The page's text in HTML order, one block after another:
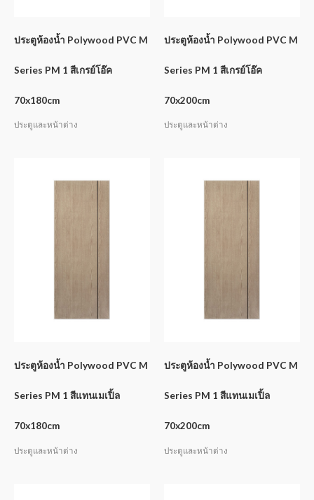
ประตูห้องน้ำ Polywood PVC M
Series PM 1 สีเกรย์โอ๊ค
70x180cm
ประตูและหน้าต่าง
ประตูห้องน้ำ Polywood PVC M
Series PM 1 สีเกรย์โอ๊ค
70x200cm
ประตูและหน้าต่าง
ประตูห้องน้ำ Polywood PVC M
Series PM 1 สีแทนเมเปิ้ล
70x180cm
ประตูและหน้าต่าง
ประตูห้องน้ำ Polywood PVC M
Series PM 1 สีแทนเมเปิ้ล
70x200cm
ประตูและหน้าต่าง